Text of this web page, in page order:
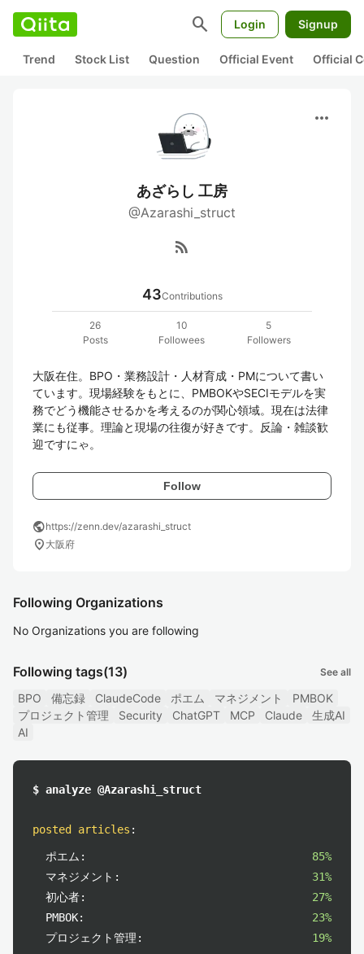
search Login Signup
Trend Stock List Question Official Event Official
more_horiz
あざらし 工房
@Azarashi_struct
rss_feed
43Contributions
26
Posts
10
Followees
5
Followers
大阪在住。BPO・業務設計・人材育成・PMについて書い
ています。現場経験をもとに、PMBOKやSECIモデルを実
務でどう機能させるかを考えるのが関心領域。現在は法律
業にも従事。理論と現場の往復が好きです。反論・雑談歓
迎ですにゃ。
Follow
publichttps://zenn.dev/azarashi_struct
location_on 大阪府
Following Organizations
No Organizations you are following
Following tags(13) See all
BPO 備忘録 ClaudeCode ポエム マネジメント
PMBOK
プロジェクト管理
Security ChatGPT MCP Claude
生成AI
AI
$ analyze @Azarashi_struct
posted articles :
ポエム:
85%
マネジメント:
31%
初心者:
27%
PMBOK:
23%
プロジェクト管理:
19%